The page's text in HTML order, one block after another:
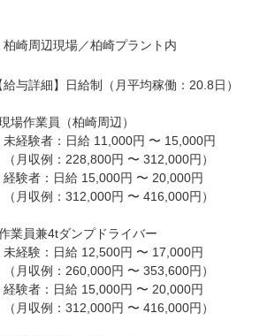
柏崎周辺現場／柏崎プラント内
給与詳細】日給制（月平均稼働：20.8日）
場作業員（柏崎周辺）
未経験者：日給 11,000円 〜 15,000円
月収例：228,800円 〜 312,000円）
経験者：日給 15,000円 〜 20,000円
月収例：312,000円 〜 416,000円）
業員兼4tダンプドライバー
未経験：日給 12,500円 〜 17,000円
月収例：260,000円 〜 353,600円）
経験者：日給 15,000円 〜 20,000円
月収例：312,000円 〜 416,000円）